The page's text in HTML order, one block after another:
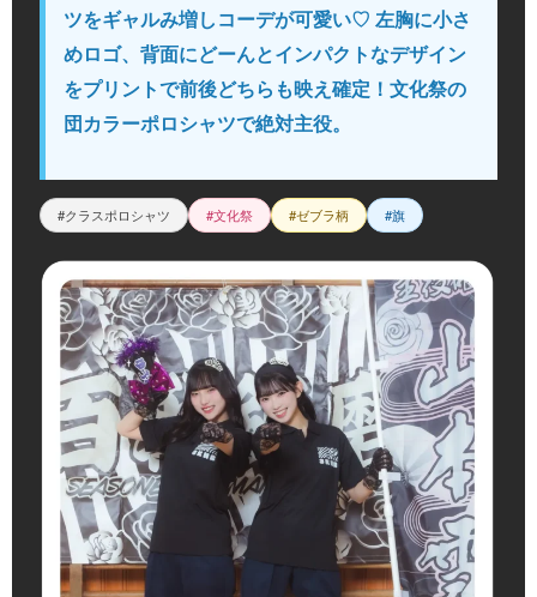
ツをギャルみ増しコーデが可愛い♡ 左胸に小さ
めロゴ、背面にどーんとインパクトなデザイン
をプリントで前後どちらも映え確定！文化祭の
団カラーポロシャツで絶対主役。
#クラスポロシャツ #文化祭 #ゼブラ柄 #旗